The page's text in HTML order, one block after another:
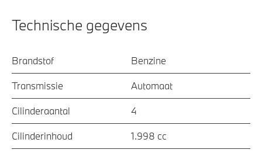
Technische gegevens
Brandstof Benzine
Transmissie Automaat
Cilinderaantal 4
Cilinderinhoud 1.998 cc